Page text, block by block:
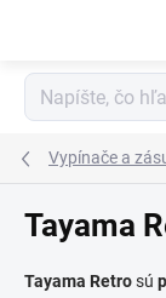
Vypínače a
Tayama
Tayama Retrosú